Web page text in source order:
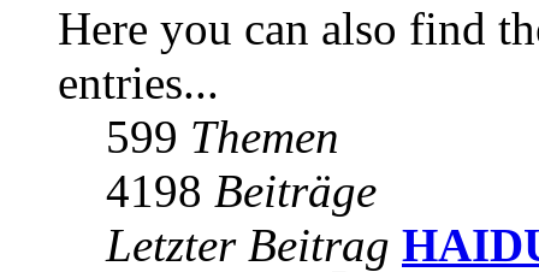
Here you can also find
entries...
599 Themen
4198 Beiträge
Letzter Beitrag